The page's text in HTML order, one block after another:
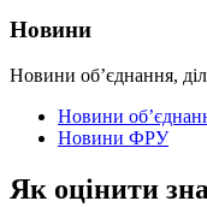
Новини
Новини об’єднання,
Новини
Новини ФРУ
Як оцінити